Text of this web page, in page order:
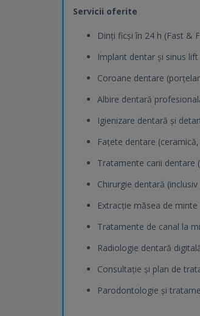
Servicii oferite
Dinți ficși în 24 h (Fast &
Implant dentar și sinus lift
Coroane dentare
Albire dentară
Igienizare dentară și
Fațete dentare
Tratamente carii dentare
Chirurgie dentară
Extracție măsea de minte
Tratamente de canal la
Radiologie dentară
Consultație și plan de
Parodontologie și